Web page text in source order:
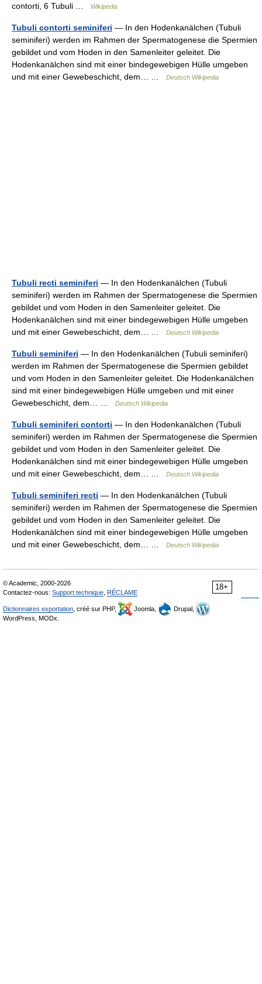
contorti, 6 Tubuli …
Wikipedia
Tubuli contorti seminiferi — In den Hodenkanälchen (Tubuli
seminiferi) werden im Rahmen der Spermatogenese die Spermien
gebildet und vom Hoden in den Samenleiter geleitet. Die
Hodenkanälchen sind mit einer bindegewebigen Hülle umgeben
und mit einer Gewebeschicht, dem… …
Deutsch Wikipedia
Tubuli recti seminiferi — In den Hodenkanälchen (Tubuli
seminiferi) werden im Rahmen der Spermatogenese die Spermien
gebildet und vom Hoden in den Samenleiter geleitet. Die
Hodenkanälchen sind mit einer bindegewebigen Hülle umgeben
und mit einer Gewebeschicht, dem… …
Deutsch Wikipedia
Tubuli seminiferi — In den Hodenkanälchen (Tubuli seminiferi)
werden im Rahmen der Spermatogenese die Spermien gebildet
und vom Hoden in den Samenleiter geleitet. Die Hodenkanälchen
sind mit einer bindegewebigen Hülle umgeben und mit einer
Gewebeschicht, dem… …
Deutsch Wikipedia
Tubuli seminiferi contorti — In den Hodenkanälchen (Tubuli
seminiferi) werden im Rahmen der Spermatogenese die Spermien
gebildet und vom Hoden in den Samenleiter geleitet. Die
Hodenkanälchen sind mit einer bindegewebigen Hülle umgeben
und mit einer Gewebeschicht, dem… …
Deutsch Wikipedia
Tubuli seminiferi recti — In den Hodenkanälchen (Tubuli
seminiferi) werden im Rahmen der Spermatogenese die Spermien
gebildet und vom Hoden in den Samenleiter geleitet. Die
Hodenkanälchen sind mit einer bindegewebigen Hülle umgeben
und mit einer Gewebeschicht, dem… …
Deutsch Wikipedia
18+
© Academic, 2000-2026
Contactez-nous: Support technique RÉCLAME
Dictionnaires exportation , créé sur PHP, Joomla,
Drupal,
WordPress, MODx.